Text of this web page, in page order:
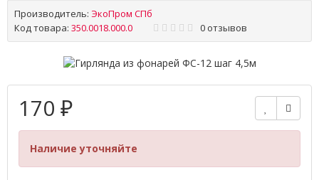
Производитель: ЭкоПром СПб
Код товара: 350.0018.000.0 0 отзывов
170 ₽
Наличие уточняйте